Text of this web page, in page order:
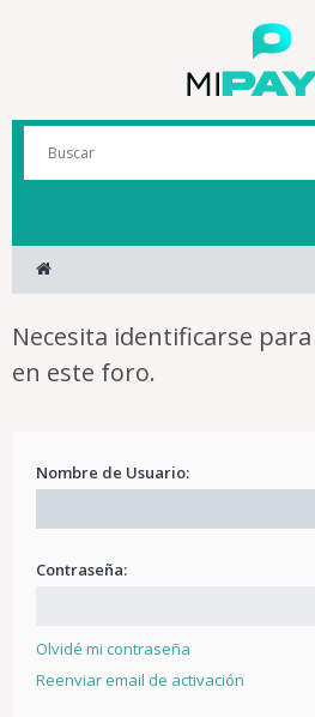
Necesita identificarse
en este foro.
Nombre de Usuario:
Contraseña:
Olvidé mi contraseña
Reenviar email de activación